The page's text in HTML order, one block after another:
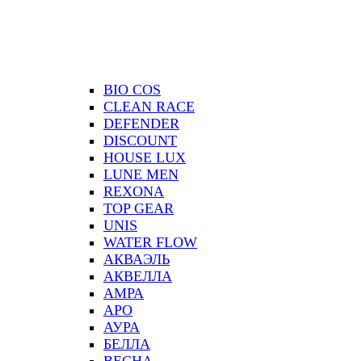
BIO COS
CLEAN RACE
DEFENDER
DISCOUNT
HOUSE LUX
LUNE MEN
REXONA
TOP GEAR
UNIS
WATER FLOW
АКВАЭЛЬ
АКВЕЛЛА
АМРА
АРО
АУРА
БЕЛЛА